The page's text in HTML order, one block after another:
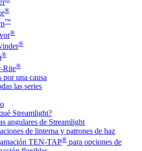
®
™
®
®
®
Rite®
por una causa
las series
Streamlight?
angulares de Streamlight
de linterna y patrones de haz
TEN-TAP® para opciones de